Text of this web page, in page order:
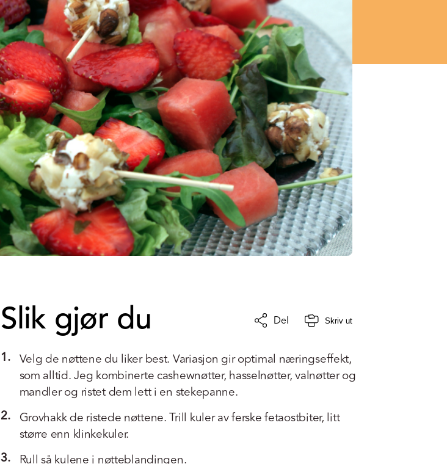
Slik gjør du Del Skriv ut
1. Velg de nøttene du liker best. Variasjon gir optimal næringseffekt,
som alltid. Jeg kombinerte cashewnøtter, hasselnøtter, valnøtter og
mandler og ristet dem lett i en stekepanne.
2. Grovhakk de ristede nøttene. Trill kuler av ferske fetaostbiter, litt
større enn klinkekuler.
3. Rull så kulene i nøtteblandingen.